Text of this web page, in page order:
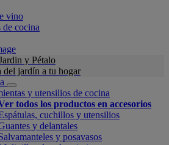
vino
de cocina
y Pétalo
del jardín a tu hogar
y utensilios de cocina
todos los productos en accesorios
cuchillos y utensilios
y delantales
y posavasos